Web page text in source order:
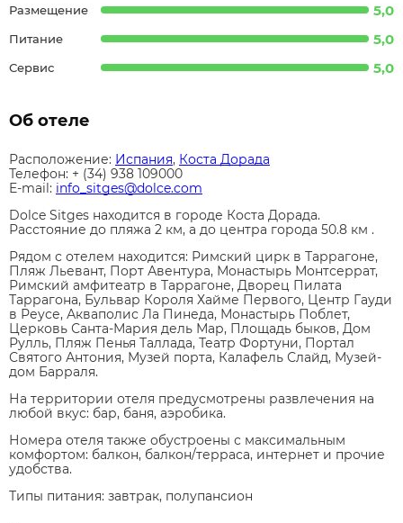
Размещение 5,0
Питание 5,0
Сервис 5,0
Об отеле
Расположение: Испания, Коста Дорада
Телефон: + (34) 938 109000
E-mail: info_sitges@dolce.com
Dolce Sitges находится в городе Коста Дорада.
Расстояние до пляжа 2 км, а до центра города 50.8 км .
Рядом с отелем находится: Римский цирк в Таррагоне,
Пляж Льевант, Порт Авентура, Монастырь Монтсеррат,
Римский амфитеатр в Таррагоне, Дворец Пилата
Таррагона, Бульвар Короля Хайме Первого, Центр Гауди
в Реусе, Акваполис Ла Пинеда, Монастырь Поблет,
Церковь Санта-Мария дель Мар, Площадь быков, Дом
Рулль, Пляж Пенья Таллада, Театр Фортуни, Портал
Святого Антония, Музей порта, Калафель Слайд, Музей-
дом Барраля.
На территории отеля предусмотрены развлечения на
любой вкус: бар, баня, аэробика.
Номера отеля также обустроены с максимальным
комфортом: балкон, балкон/терраса, интернет и прочие
удобства.
Типы питания: завтрак, полупансион